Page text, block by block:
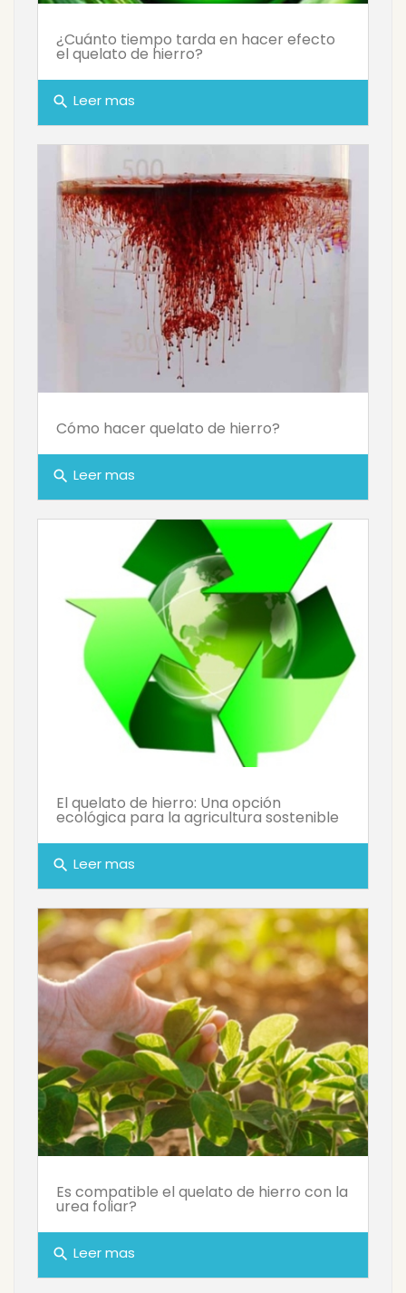
¿Cuánto tiempo tarda en hacer efecto
el quelato de hierro?
search Leer mas
Cómo hacer quelato de hierro?
search Leer mas
El quelato de hierro: Una opción
ecológica para la agricultura sostenible
search Leer mas
Es compatible el quelato de hierro con la
urea foliar?
search Leer mas